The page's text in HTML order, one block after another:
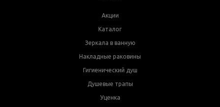
Акции
Каталог
Зеркала в ванную
Накладные раковины
Гигиенический душ
Душевые трапы
Уценка